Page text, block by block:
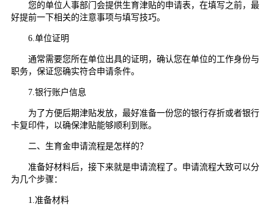
您的单位人事部门会提供生育津贴的申请表，在填写之前，最
好提前一下相关的注意事项与填写技巧。
6.单位证明
通常需要您所在单位出具的证明，确认您在单位的工作身份与
职务，保证您确实符合申请条件。
7.银行账户信息
为了方便后期津贴发放，最好准备一份您的银行存折或者银行
卡复印件，以确保津贴能够顺利到账。
二、生育金申请流程是怎样的？
准备好材料后，接下来就是申请流程了。申请流程大致可以分
为几个步骤：
1.准备材料